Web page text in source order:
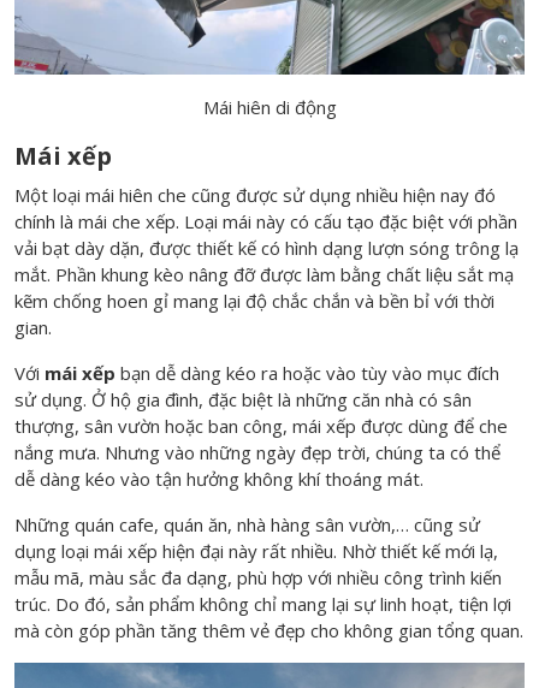
Mái hiên di động
Mái xếp
Một loại mái hiên che cũng được sử dụng nhiều hiện nay đó
chính là mái che xếp. Loại mái này có cấu tạo đặc biệt với phần
vải bạt dày dặn, được thiết kế có hình dạng lượn sóng trông lạ
mắt. Phần khung kèo nâng đỡ được làm bằng chất liệu sắt mạ
kẽm chống hoen gỉ mang lại độ chắc chắn và bền bỉ với thời
gian.
Với mái xếp bạn dễ dàng kéo ra hoặc vào tùy vào mục đích
sử dụng. Ở hộ gia đình, đặc biệt là những căn nhà có sân
thượng, sân vườn hoặc ban công, mái xếp được dùng để che
nắng mưa. Nhưng vào những ngày đẹp trời, chúng ta có thể
dễ dàng kéo vào tận hưởng không khí thoáng mát.
Những quán cafe, quán ăn, nhà hàng sân vườn,… cũng sử
dụng loại mái xếp hiện đại này rất nhiều. Nhờ thiết kế mới lạ,
mẫu mã, màu sắc đa dạng, phù hợp với nhiều công trình kiến
trúc. Do đó, sản phẩm không chỉ mang lại sự linh hoạt, tiện lợi
mà còn góp phần tăng thêm vẻ đẹp cho không gian tổng quan.